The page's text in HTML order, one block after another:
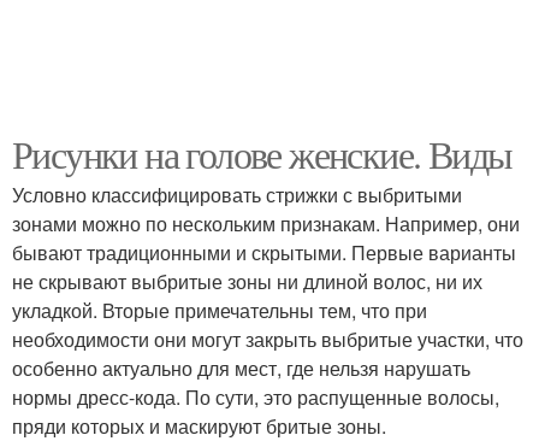
Рисунки на голове женские. Виды
Условно классифицировать стрижки с выбритыми
зонами можно по нескольким признакам. Например, они
бывают традиционными и скрытыми. Первые варианты
не скрывают выбритые зоны ни длиной волос, ни их
укладкой. Вторые примечательны тем, что при
необходимости они могут закрыть выбритые участки, что
особенно актуально для мест, где нельзя нарушать
нормы дресс-кода. По сути, это распущенные волосы,
пряди которых и маскируют бритые зоны.